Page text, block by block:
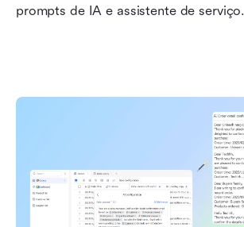
prompts de IA e assistente de serviço.